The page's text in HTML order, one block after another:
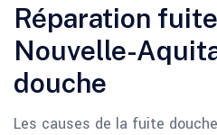
Réparation fuite
Nouvelle-
douche
Les causes de la fuite